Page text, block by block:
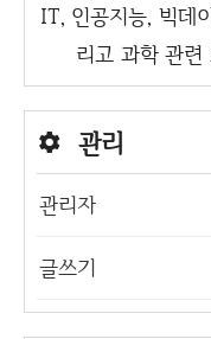
IT, 인공지능, 빅데
리고 과학 관련
관리
관리자
글쓰기